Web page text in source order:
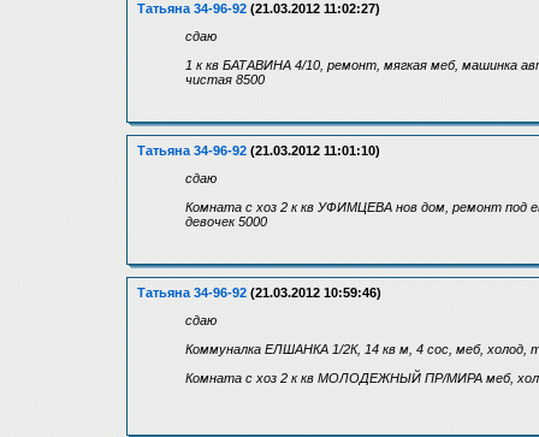
Татьяна 34-96-92 (21.03.2012 11:02:27)
сдаю
1 к кв БАТАВИНА 4/10, ремонт, мягкая меб, машинка
чистая 8500
Татьяна 34-96-92 (21.03.2012 11:01:10)
сдаю
Комната с хоз 2 к кв УФИМЦЕВА нов дом, ремонт под
девочек 5000
Татьяна 34-96-92 (21.03.2012 10:59:46)
сдаю
Коммуналка ЕЛШАНКА 1/2К, 14 кв м, 4 сос, меб, холод,
Комната с хоз 2 к кв МОЛОДЕЖНЫЙ ПР/МИРА меб,